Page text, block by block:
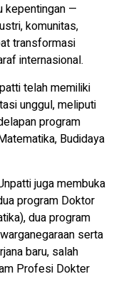
kepentingan —
komunitas,
transformasi
internasional.
telah memiliki
unggul, meliputi
program
Budidaya
juga membuka
program Doktor
dua program
serta
baru, salah
Profesi Dokter